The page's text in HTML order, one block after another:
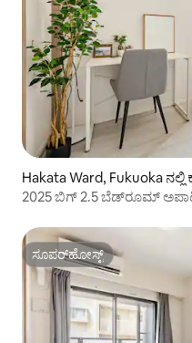
Hakata Ward, Fukuoka
2025 ಬಿಗ್ 2.5 ಬೆಡ್‌ರೂಮ್
ಸೂಪರ್‌ಹೋಸ್ಟ್
ಸೂಪರ್‌ಹೋಸ್ಟ್